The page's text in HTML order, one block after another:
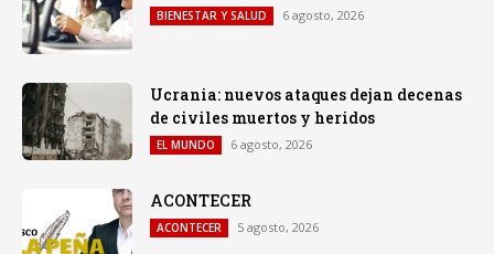
BIENESTAR Y SALUD 6 agosto, 2026
Ucrania: nuevos ataques dejan decenas
de civiles muertos y heridos
EL MUNDO 6 agosto, 2026
ACONTECER
ACONTECER 5 agosto, 2026